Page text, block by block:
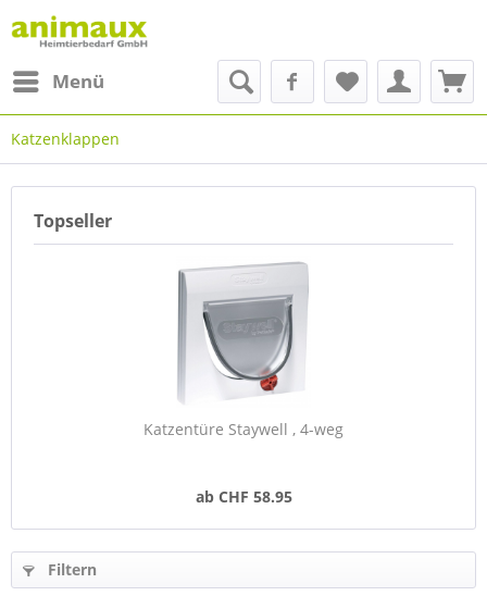
Menü
Katzenklappen
Topseller
Katzentüre Staywell , 4-weg
ab CHF 58.95
Filtern